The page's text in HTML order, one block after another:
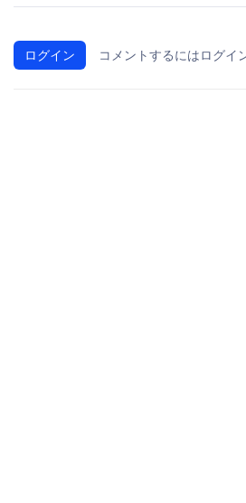
ログイン コメントするにはログイ